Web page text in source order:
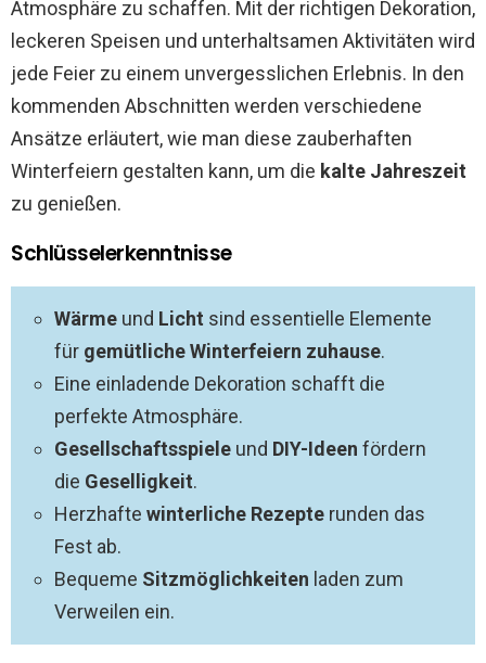
Atmosphäre zu schaffen. Mit der richtigen Dekoration,
leckeren Speisen und unterhaltsamen Aktivitäten wird
jede Feier zu einem unvergesslichen Erlebnis. In den
kommenden Abschnitten werden verschiedene
Ansätze erläutert, wie man diese zauberhaften
Winterfeiern gestalten kann, um die kalte Jahreszeit
zu genießen.
Schlüsselerkenntnisse
Wärme und Licht sind essentielle Elemente
für gemütliche Winterfeiern zuhause.
Eine einladende Dekoration schafft die
perfekte Atmosphäre.
Gesellschaftsspiele und DIY-Ideen fördern
die Geselligkeit.
Herzhafte winterliche Rezepte runden das
Fest ab.
Bequeme Sitzmöglichkeiten laden zum
Verweilen ein.